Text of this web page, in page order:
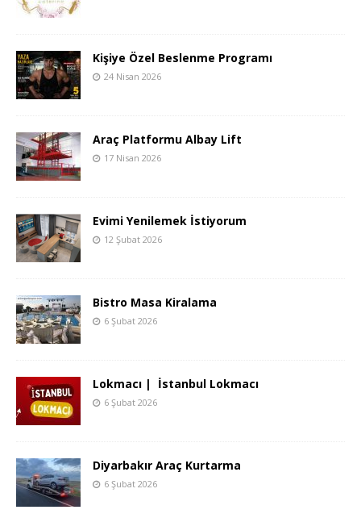
Kişiye Özel Beslenme Programı
24 Nisan 2026
Araç Platformu Albay Lift
17 Nisan 2026
Evimi Yenilemek İstiyorum
12 Şubat 2026
Bistro Masa Kiralama
6 Şubat 2026
Lokmacı | İstanbul Lokmacı
6 Şubat 2026
Diyarbakır Araç Kurtarma
6 Şubat 2026